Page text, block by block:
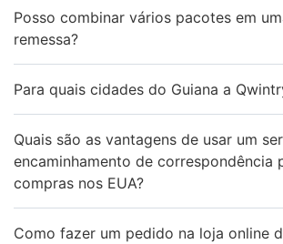
Posso combinar vários pacotes em
remessa?
Para quais cidades do Guiana a
Quais são as vantagens de usar um
encaminhamento de correspondência
compras nos EUA?
Como fazer um pedido na loja online